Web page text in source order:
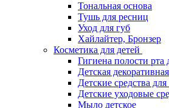
Тональная основа
Тушь для ресниц
Уход для губ
Хайлайтер, Бронзер
Косметика для детей
Гигиена полости рта
Детская
Детские средства
Детские уходовые
Мыло детское